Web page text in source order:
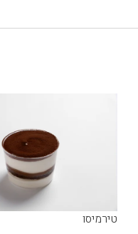
טירמיסו